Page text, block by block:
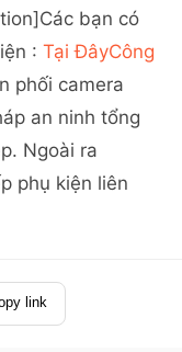
bạn có
: Tại ĐâyCông
phối camera
an ninh tổng
Ngoài ra
phụ kiện liên
link